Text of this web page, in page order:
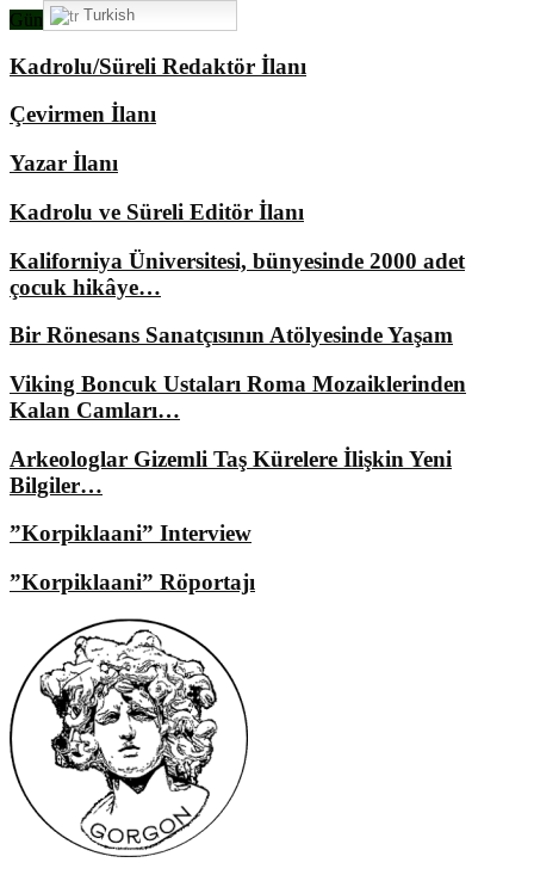
Gündemimizde Ne Var?
Kadrolu/Süreli Redaktör İlanı
Çevirmen İlanı
Yazar İlanı
Kadrolu ve Süreli Editör İlanı
Kaliforniya Üniversitesi, bünyesinde 2000 adet
çocuk hikâye…
Bir Rönesans Sanatçısının Atölyesinde Yaşam
Viking Boncuk Ustaları Roma Mozaiklerinden
Kalan Camları…
Arkeologlar Gizemli Taş Kürelere İlişkin Yeni
Bilgiler…
”Korpiklaani” Interview
”Korpiklaani” Röportajı
Turkish